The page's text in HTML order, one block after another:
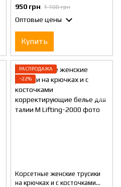
для поддержания спины
черный XS
950 грн 1 100 грн
Оптовые цены
Купить
РАСПРОДАЖА
−22%
Корсетные женские трусики
на крючках и с косточками